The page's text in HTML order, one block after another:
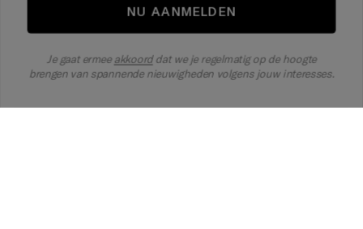
spannende nieuwigheden volgens jouw interesses.
Overeenkomst herroepen
NU AANMELDEN
Je gaat ermee akkoorddat we je regelmatig op de hoogte
brengen van spannende nieuwigheden volgens jouw interesses.